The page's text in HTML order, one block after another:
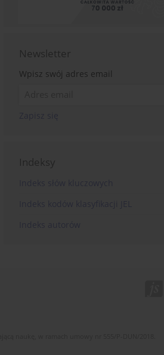
Newsletter
Wpisz swój adres email
Indeksy